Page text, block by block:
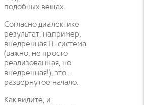
подобных вещах.
Согласно диалектике
результат, например,
внедренная IT-система
(важно, не просто
реализованная, но
внедренная!), это –
развернутое начало.
Как видите, и